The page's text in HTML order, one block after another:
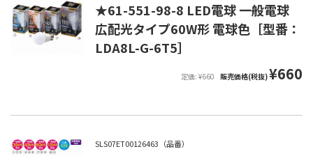
★61-551-98-8 LED電球 一般電球
広配光タイプ60W形 電球色［型番：
LDA8L-G-6T5］
定価: ¥660 販売価格(税抜)¥660
SLS07ET00126463（品番）